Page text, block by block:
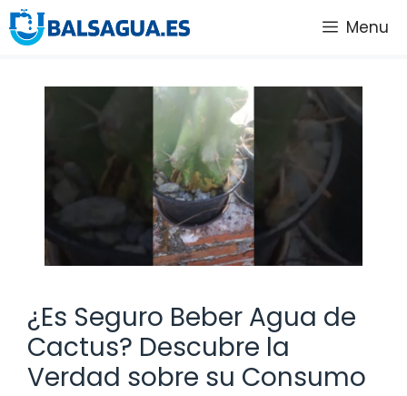
Saltar
al
Menu
¿Es Seguro Beber Agua de
Cactus? Descubre la
Verdad sobre su Consumo